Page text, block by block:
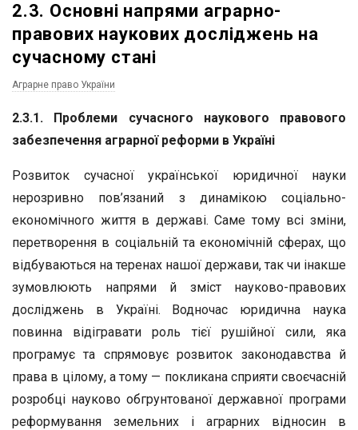
2.3. Основні напрями аграрно-
правових наукових досліджень на
сучасному стані
Аграрне право України
2.3.1. Проблеми сучасного наукового правового
забезпечення аграрної реформи в Україні
Розвиток сучасної української юридичної науки
нерозривно пов’язаний з динамікою соціально-
економічного життя в державі. Саме тому всі зміни,
перетворення в соціальній та економічній сферах, що
відбуваються на теренах нашої держави, так чи інакше
зумовлюють напрями й зміст науково-правових
досліджень в Укра­їні. Водночас юридична наука
повинна відігравати роль тієї рушій­ної сили, яка
програмує та спрямовує розвиток законодавства й
права в цілому, а тому — покликана сприяти своєчасній
розробці науково обгрунтованої державної програми
реформування земель­них і аграрних відносин в